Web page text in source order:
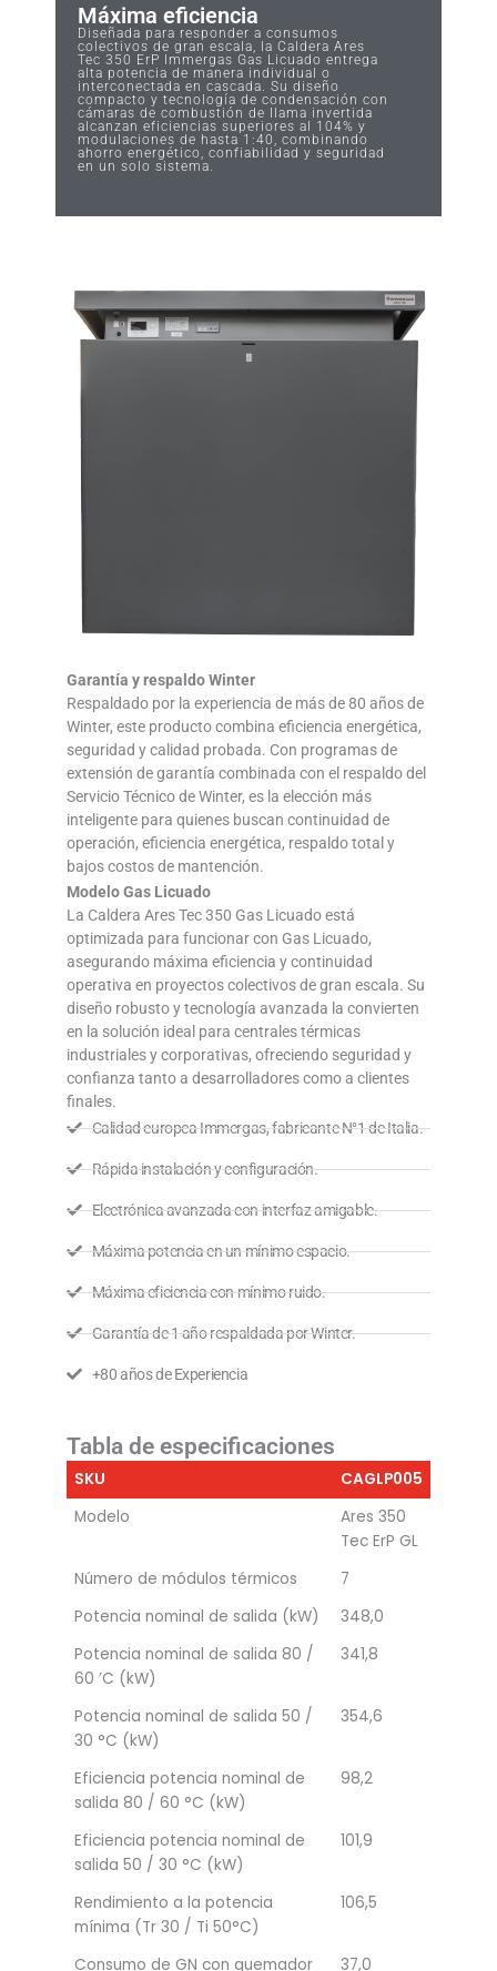
Máxima eficiencia
Diseñada para responder a consumos
colectivos de gran escala, la Caldera Ares
Tec 350 ErP Immergas Gas Licuado entrega
alta potencia de manera individual o
interconectada en cascada. Su diseño
compacto y tecnología de condensación con
cámaras de combustión de llama invertida
alcanzan eficiencias superiores al 104% y
modulaciones de hasta 1:40, combinando
ahorro energético, confiabilidad y seguridad
en un solo sistema.
Garantía y respaldo Winter
Respaldado por la experiencia de más de 80 años de
Winter, este producto combina eficiencia energética,
seguridad y calidad probada. Con programas de
extensión de garantía combinada con el respaldo del
Servicio Técnico de Winter, es la elección más
inteligente para quienes buscan continuidad de
operación, eficiencia energética, respaldo total y
bajos costos de mantención.
Modelo Gas Licuado
La Caldera Ares Tec 350 Gas Licuado está
optimizada para funcionar con Gas Licuado,
asegurando máxima eficiencia y continuidad
operativa en proyectos colectivos de gran escala. Su
diseño robusto y tecnología avanzada la convierten
en la solución ideal para centrales térmicas
industriales y corporativas, ofreciendo seguridad y
confianza tanto a desarrolladores como a clientes
finales.
Calidad europea Immergas, fabricante N°1 de Italia.
Rápida instalación y configuración.
Electrónica avanzada con interfaz amigable.
Máxima potencia en un mínimo espacio.
Máxima eficiencia con mínimo ruido.
Garantía de 1 año respaldada por Winter.
+80 años de Experiencia
Tabla de especificaciones
SKU
CAGLP005
Modelo
Ares 350
Tec ErP GL
Número de módulos térmicos
7
Potencia nominal de salida (kW)
348,0
Potencia nominal de salida 80 /
60 ’C (kW)
341,8
Potencia nominal de salida 50 /
30 °C (kW)
354,6
Eficiencia potencia nominal de
salida 80 / 60 °C (kW)
98,2
Eficiencia potencia nominal de
salida 50 / 30 °C (kW)
101,9
Rendimiento a la potencia
mínima (Tr 30 / Ti 50°C)
106,5
Consumo de GN con quemador 37,0